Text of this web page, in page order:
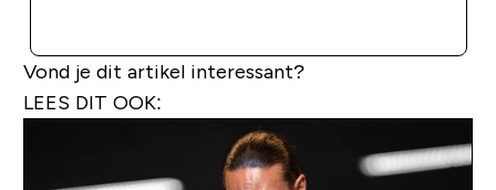
Vond je dit artikel interessant?
LEES DIT OOK: